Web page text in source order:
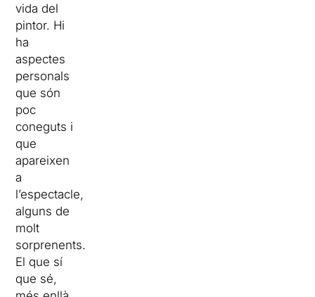
vida del
pintor. Hi
ha
aspectes
personals
que són
poc
coneguts i
que
apareixen
a
l’espectacle,
alguns de
molt
sorprenents.
El que sí
que sé,